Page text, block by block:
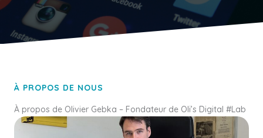
À PROPOS DE NOUS
À propos de Olivier Gebka – Fondateur de Oli’s Digital #Lab